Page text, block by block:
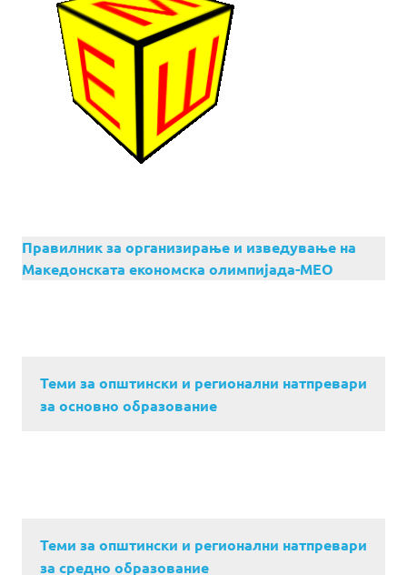
Правилник за организирање и изведување на
Македонската економска олимпијада-МЕО
Теми за општински и регионални натпревари
за основно образование
Теми за општински и регионални натпревари
за средно образование